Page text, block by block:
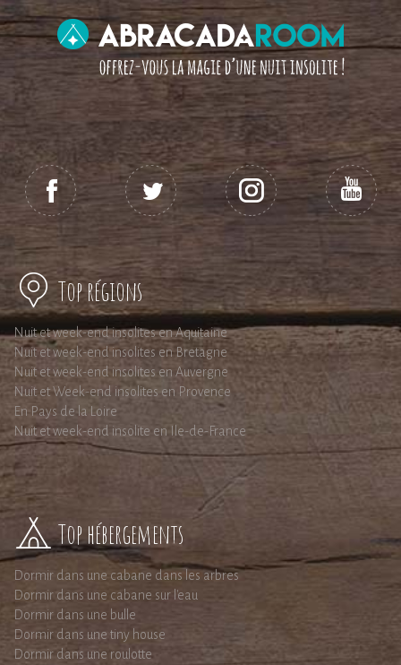
Top régions
Nuit et week-end insolites en Aquitaine
Nuit et week-end insolites en Bretagne
Nuit et week-end insolites en Auvergne
Nuit et Week-end insolites en Provence
En Pays de la Loire
Nuit et week-end insolite en Ile-de-France
Top hébergements
Dormir dans une cabane dans les arbres
Dormir dans une cabane sur l'eau
Dormir dans une bulle
Dormir dans une tiny house
Dormir dans une roulotte